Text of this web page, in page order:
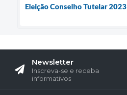
Eleição Conselho Tutelar 2023
Newsletter
Inscreva-se e receba
informativos